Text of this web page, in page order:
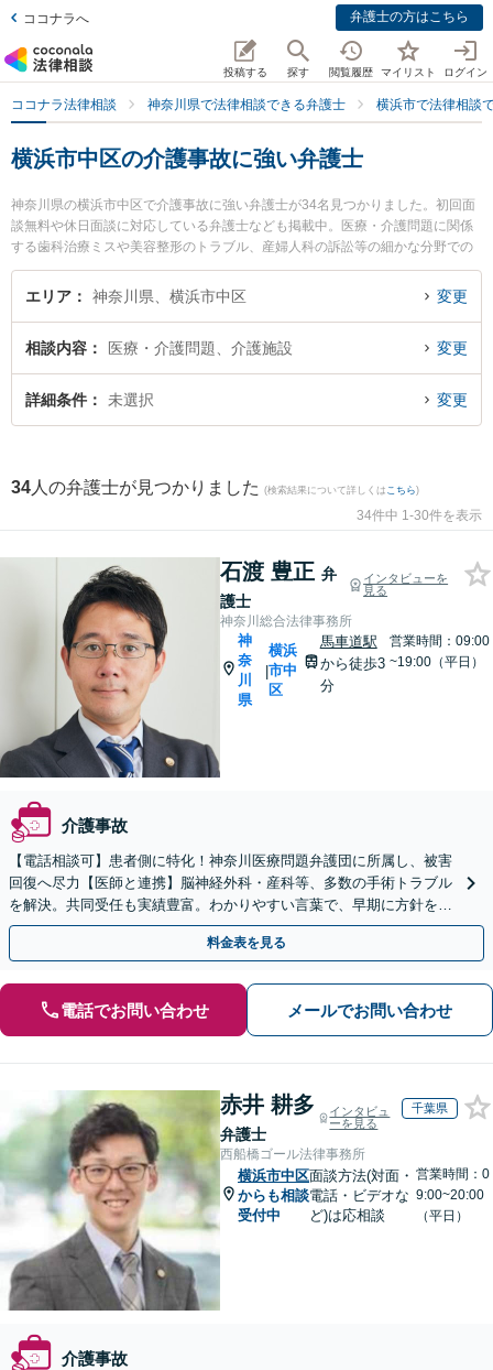
ココナラへ 弁護士の方はこちら
投稿する 探す 閲覧履歴 マイリスト ログイン
ココナラ法律相談 神奈川県で法律相談できる弁護士 横浜市で法律相談
横浜市中区の介護事故に強い弁護士
神奈川県の横浜市中区で介護事故に強い弁護士が34名見つかりました。初回面
談無料や休日面談に対応している弁護士なども掲載中。医療・介護問題に関係
する歯科治療ミスや美容整形のトラブル、産婦人科の訴訟等の細かな分野での
絞り込み検索もでき便利です。特に神奈川総合法律事務所の石渡 豊正弁護士や
延命法律事務所の山川 英夫弁護士、横浜綜合法律事務所の細淵 拓弁護士のプロ
護事故のトラブル解決の実績豊富な近くの弁護士を検索したい』『初回相談無
料で介護事故を法律相談できる横浜市中区内の弁護士に相談予約したい』など
でお困りの相談者さんにおすすめです。
エリア 神奈川県、横浜市中区 変更
相談内容 医療・介護問題、介護施設 変更
詳細条件 未選択 変更
34 人の弁護士が見つかりました (検索結果について詳しくは こちら)
34件中 1-30件を表示
石渡 豊正 弁
護士
インタビューを
見る
神奈川総合法律事務所
神
奈
川
県
|
横浜
市中
区
馬車道駅
から徒歩3
分
営業時間：09:00
~19:00（平日）
介護事故
【電話相談可】患者側に特化！神奈川医療問題弁護団に所属し、被害
回復へ尽力【医師と連携】脳神経外科・産科等、多数の手術トラブル
を解決。共同受任も実績豊富。わかりやすい言葉で、早期に方針をお
伝えします【馬車道駅2分】【完全個室】
料金表を見る
電話でお問い合わせ メールでお問い合わせ
赤井 耕多
弁護士
インタビュ
ーを見る
千葉県
西船橋ゴール法律事務所
横浜市中区
からも相談
受付中
面談方法(対面・
電話・ビデオな
ど)は応相談
営業時間：0
9:00~20:00
（平日）
介護事故